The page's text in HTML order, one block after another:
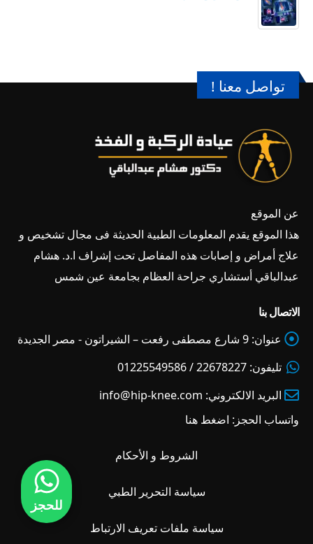
تواصل معنا !
عن الموقع
هذا الموقع يقدم المعلومات الطبية الحديثة فى مجال تشخيص و
علاج أمراض و إصابات هذه المفاصل تحت إشراف ا.د. هشام
عبدالباقي أستشاري جراحة العظام بجامعة عين شمس
الاتصال بنا
عنوان: 9 شارع مصطفى رفعت – الشيراتون - مصر الجديدة
تليفون: 22678227 / 01225549586
البريد الالكتروني: info@hip-knee.com
واتساب الحجز: اضغط هنا
الشروط و الأحكام
سياسة التحرير الطبي
سياسة ملفات تعريف الارتباط
للحجز